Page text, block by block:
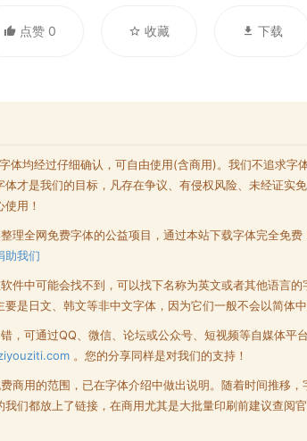
点赞 0 收藏 下载
体均经过仔细确认，可自由使用(含商用)。我们不追求字
体才是我们的目标，凡存在争议、有侵权风险、未经证实
用！
理全网免费字体的公益项目，通过本站下载字体完全免
助我们
件中可能会找不到，可以找下名称为英文或者其他语言
是日文、韩文等非中文字体，因为它们一般不会以简体中
，可通过QQ、微信、论坛或公众号、短视频等自媒体平
。您的分享同样是对我们的支持！
商用的范围，已在字体介绍中做出说明。随着时间推移
我们都放上了链接，在商用尤其是大批量印刷前建议查阅